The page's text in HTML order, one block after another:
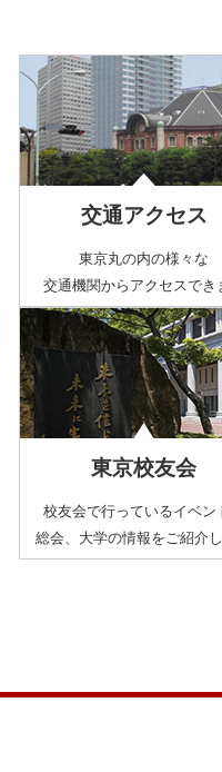
交通アクセス
東京丸の内の様々な
交通機関からアクセスでき
東京校友会
校友会で行っているイベン
総会、大学の情報をご紹介